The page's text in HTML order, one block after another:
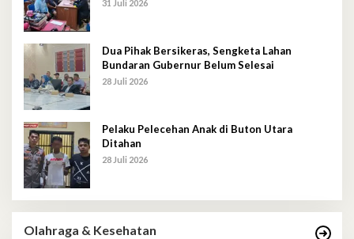
31 Juli 2026
Dua Pihak Bersikeras, Sengketa Lahan
Bundaran Gubernur Belum Selesai
28 Juli 2026
Pelaku Pelecehan Anak di Buton Utara
Ditahan
28 Juli 2026
Olahraga & Kesehatan